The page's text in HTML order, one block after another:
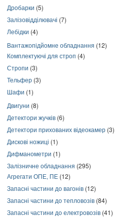
Дробарки (5)
Залізовідділювачі (7)
Лебідки (4)
Вантажопідйомне обладнання (12)
Комплектуючі для строп (4)
Стропи (3)
Тельфер (3)
Шафи (1)
Двигуни (8)
Детектори жучків (6)
Детектори прихованих відеокамер (3)
Дискові ножиці (1)
Дифманометри (1)
Залізничне обладнання (295)
Агрегати ОПЕ, ПЕ (12)
Запасні частини до вагонів (12)
Запасні частини до тепловозів (84)
Запасні частини до електровозів (41)